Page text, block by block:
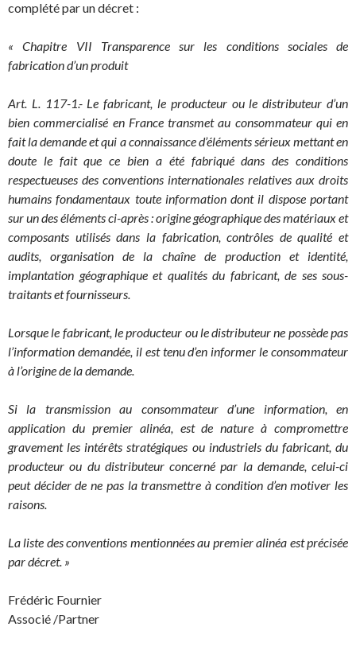
complété par un décret :
« Chapitre VII Transparence sur les conditions sociales de
fabrication d’un produit
Art. L. 117-1.- Le fabricant, le producteur ou le distributeur d’un
bien commercialisé en France transmet au consommateur qui en
fait la demande et qui a connaissance d’éléments sérieux mettant en
doute le fait que ce bien a été fabriqué dans des conditions
respectueuses des conventions internationales relatives aux droits
humains fondamentaux toute information dont il dispose portant
sur un des éléments ci-après : origine géographique des matériaux et
composants utilisés dans la fabrication, contrôles de qualité et
audits, organisation de la chaîne de production et identité,
implantation géographique et qualités du fabricant, de ses sous-
traitants et fournisseurs.
Lorsque le fabricant, le producteur ou le distributeur ne possède pas
l’information demandée, il est tenu d’en informer le consommateur
à l’origine de la demande.
Si la transmission au consommateur d’une information, en
application du premier alinéa, est de nature à compromettre
gravement les intérêts stratégiques ou industriels du fabricant, du
producteur ou du distributeur concerné par la demande, celui-ci
peut décider de ne pas la transmettre à condition d’en motiver les
raisons.
La liste des conventions mentionnées au premier alinéa est précisée
par décret. »
Frédéric Fournier
Associé /Partner